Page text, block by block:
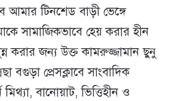
আমার টিনশেড বাড়ী ভেঙ্গে
সামাজিকভাবে হেয় করার হীন
করার জন্য উক্ত কামরুজ্জামান ছুনু
বগুড়া প্রেসক্লাবে সাংবাদিক
বানোয়াট, ভিত্তিহীন ও